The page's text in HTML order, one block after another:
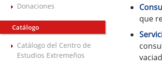
Donaciones
Catálogo
Catálogo del Centro de
Estudios Extremeños
que